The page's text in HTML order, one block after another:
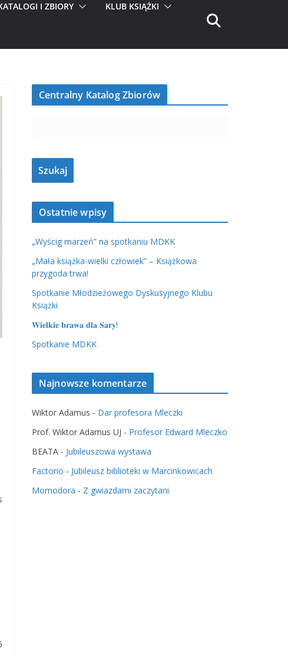
I ZBIORY KLUB KSIĄŻKI
Centralny Katalog Zbiorów
Ostatnie wpisy
„Wyścig marzeń” na spotkaniu MDKK
„Mała książka-wielki człowiek” – Książkowa
przygoda trwa!
Spotkanie Młodzieżowego Dyskusyjnego Klubu
Książki
𝐖𝐢𝐞𝐥𝐤𝐢𝐞 𝐛𝐫𝐚𝐰𝐚 𝐝𝐥𝐚 𝐒𝐚𝐫𝐲!
Spotkanie MDKK
Najnowsze komentarze
Wiktor Adamus - Dar profesora Mleczki
Prof. Wiktor Adamus UJ - Profesor Edward Mleczko
BEATA - Jubileuszowa wystawa
Factorio - Jubileusz biblioteki w Marcinkowicach
Momodora - Z gwiazdami zaczytani